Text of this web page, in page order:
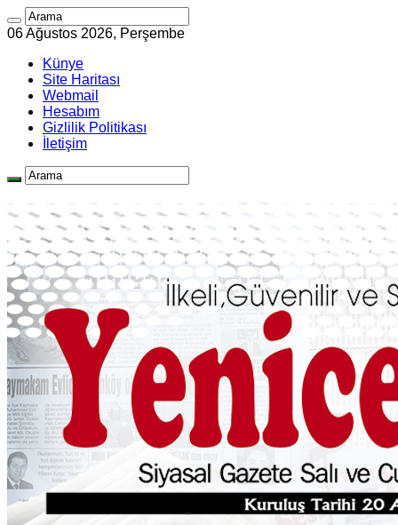
06 Ağustos 2026, Perşembe
Künye
Site Haritası
Webmail
Hesabım
Gizlilik Politikası
İletişim